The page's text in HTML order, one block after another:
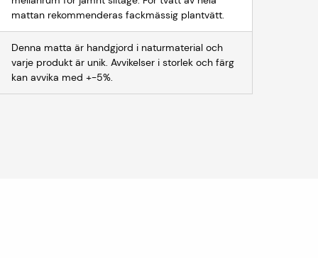
mattan rekommenderas fackmässig plantvätt.
Denna matta är handgjord i naturmaterial och
varje produkt är unik. Avvikelser i storlek och färg
kan avvika med +-5%.